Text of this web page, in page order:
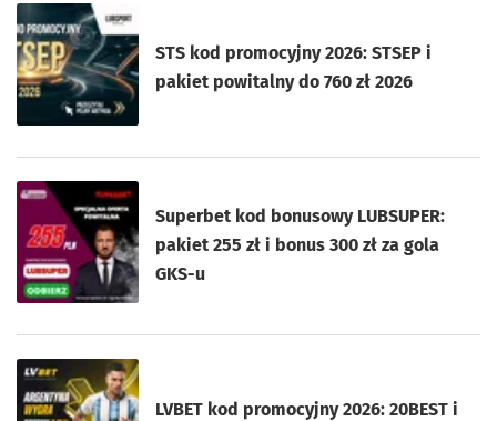
STS kod promocyjny 2026: STSEP i
pakiet powitalny do 760 zł 2026
Superbet kod bonusowy LUBSUPER:
pakiet 255 zł i bonus 300 zł za gola
GKS-u
LVBET kod promocyjny 2026: 20BEST i